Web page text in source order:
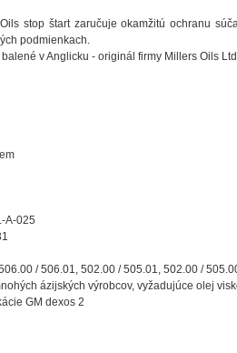
stop štart zaručuje okamžitú ochranu
podmienkach.
v Anglicku - originál firmy Millers Oils
A-025
/ 506.01, 502.00 / 505.01, 502.00 /
ázijských výrobcov, vyžadujúce olej
GM dexos 2